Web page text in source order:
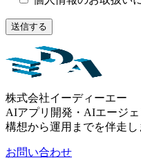
株式会社イーディーエー
AIアプリ開発・AIエージェ
構想から運用までを伴走し
お問い合わせ